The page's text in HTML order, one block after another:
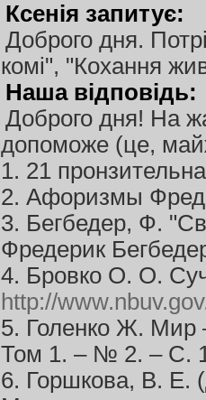
Ксенія запитує:
Доброго дня.
комі", "Кохання
Наша відповідь:
Доброго дня! На
допоможе (це,
1. 21
2. Афоризмы
3. Бегбедер, Ф.
Фредерик
4. Бровко О. О.
http://
5. Голенко Ж. Мир
Том 1. – № 2. – С.
6. Горшкова, В. Е.